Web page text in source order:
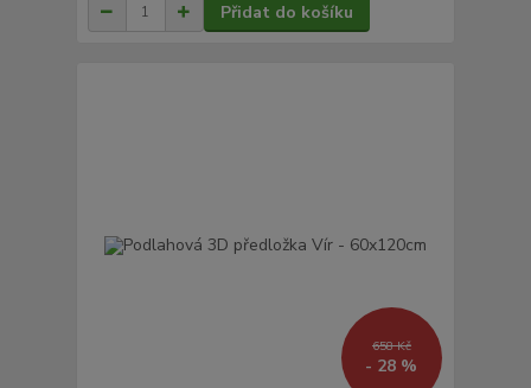
Přidat do košíku
658 Kč
- 28 %